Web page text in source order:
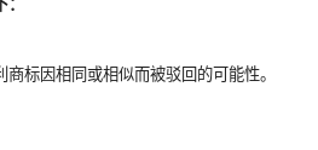
标因相同或相似而被驳回的可能性。